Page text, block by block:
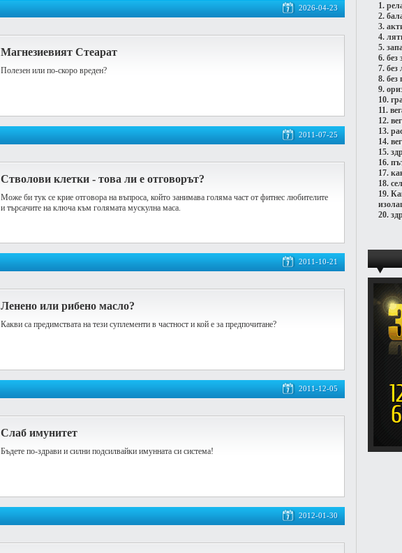
2026-04-23
Магнезиевият Стеарат
Полезен или по-скоро вреден?
2011-07-25
Стволови клетки - това ли е отговорът?
Mоже би тук се крие отговора на въпроса, който занимава голяма част от фитнес любителите
и търсачите на ключа към голямата мускулна маса.
2011-10-21
Ленено или рибено масло?
Какви са предимствата на тези суплементи в частност и кой е за предпочитане?
2011-12-05
Слаб имунитет
Бъдете по-здрави и силни подсилвайки имунната си система!
2012-01-30
1.
2.
3.
4.
5.
6. без
7. без
8. без
9.
10.
11.
12.
13.
14.
15.
16.
17.
18.
19.
20.